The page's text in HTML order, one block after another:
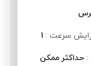
سرعت : 1
:حداکثر ممکن